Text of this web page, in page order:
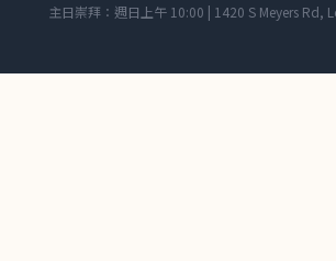
主日崇拜：週日上午 10:00 | 1420 S Meyers Rd,